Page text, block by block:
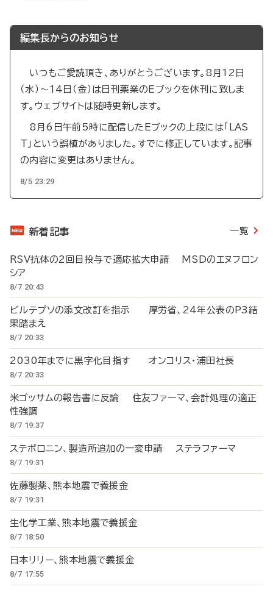
編集長からのお知らせ
いつもご愛読頂き、ありがとうございます。8月12日
（水）～14日（金）は日刊薬業のEブックを休刊に致しま
す。ウェブサイトは随時更新します。
8月6日午前5時に配信したEブックの上段には「LAS
T」という誤植がありました。すでに修正しています。記事
の内容に変更はありません。
8/5 23:29
新着記事 一覧
RSV抗体の2回目投与で適応拡大申請 MSDのエヌフロン
シア
8/7 20:43
ビルテプソの添文改訂を指示 厚労省、24年公表のP3結
果踏まえ
8/7 20:33
2030年までに黒字化目指す オンコリス・浦田社長
8/7 20:33
米ゴッサムの報告書に反論 住友ファーマ、会計処理の適正
性強調
8/7 19:37
ステボロニン、製造所追加の一変申請 ステラファーマ
8/7 19:31
佐藤製薬、熊本地震で義援金
8/7 19:31
生化学工業、熊本地震で義援金
8/7 18:50
日本リリー、熊本地震で義援金
8/7 17:55